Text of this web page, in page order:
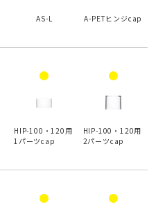
AS-L A-PETヒンジcap
HIP-100・120用
1パーツcap
HIP-100・120用
2パーツcap